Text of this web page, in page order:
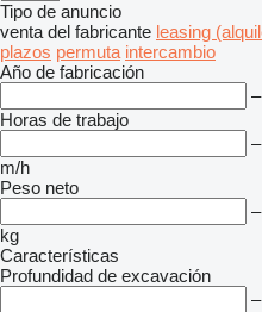
Tipo de anuncio
venta del fabricante leasing
plazos permuta intercambio
Año de fabricación
–
Horas de trabajo
–
m/h
Peso neto
–
kg
Características
Profundidad de excavación
–